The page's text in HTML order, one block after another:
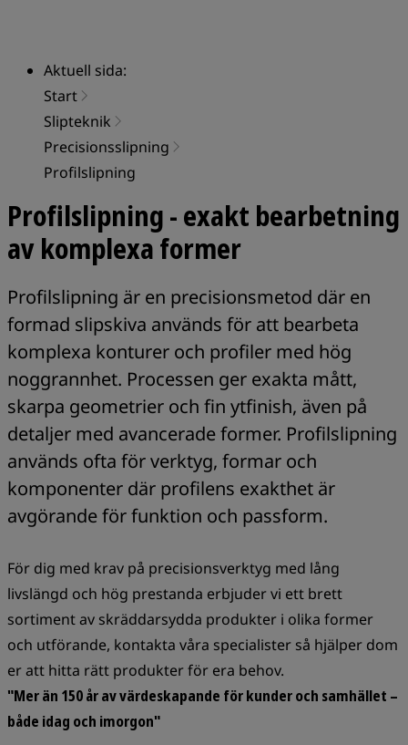
Aktuell sida:
Start
Slipteknik
Precisionsslipning
Profilslipning
Profilslipning - exakt bearbetning
av komplexa former
Profilslipning är en precisionsmetod där en
formad slipskiva används för att bearbeta
komplexa konturer och profiler med hög
noggrannhet. Processen ger exakta mått,
skarpa geometrier och fin ytfinish, även på
detaljer med avancerade former. Profilslipning
används ofta för verktyg, formar och
komponenter där profilens exakthet är
avgörande för funktion och passform.
För dig med krav på precisionsverktyg med lång
livslängd och hög prestanda erbjuder vi ett brett
sortiment av skräddarsydda produkter i olika former
och utförande, kontakta våra specialister så hjälper dom
er att hitta rätt produkter för era behov.
"Mer än 150 år av värdeskapande för kunder och samhället –
både idag och imorgon"